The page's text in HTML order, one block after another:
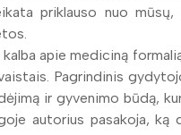
priklauso nuo
apie mediciną
Pagrindinis
ir gyvenimo būdą,
autorius pasakoja, ką